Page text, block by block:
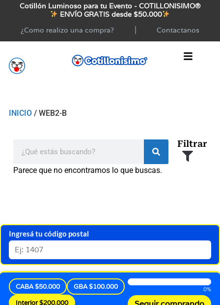
Cotillón Luminoso para tu Evento - COTILLONISIMO®
ENVÍO GRATIS desde $50.000
¿Como realizo una compra?
Contactanos
INICIO/ WEB2-B
Filtrar
Parece que no encontramos lo que buscas.
Ingresá tu código postal
CABA $50.000
GBA $100.000
Interior $200.000
0%